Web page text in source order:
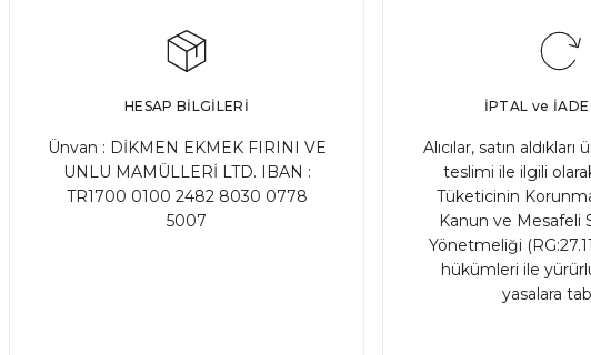
Ata Tohum Nedir?
Ata tohum, tarımda kullanılan ve genetik olarak değişmemiş
HESAP BİLGİLERİ
Ünvan : DİKMEN EKMEK FIRINI VE
UNLU MAMÜLLERİ LTD. IBAN :
TR1700 0100 2482 8030 0778
5007
İPTAL ve İADE
Alıcılar, satın
teslimi ile ilgili
Tüketicinin
Kanun ve Mesafeli
Yönetmeliği
hükümleri ile
yasalara